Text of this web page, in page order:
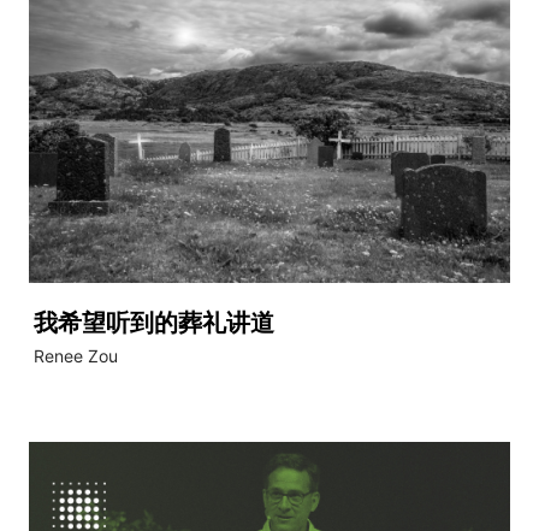
我希望听到的葬礼讲道
Renee Zou